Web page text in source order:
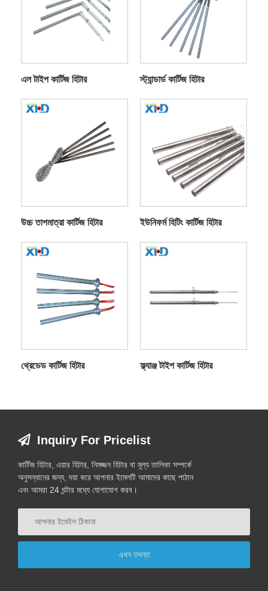
এল টাইপ কার্টিজ হিটার স্ট্যান্ডার্ড কার্টিজ হিটার
উচ্চ তাপমাত্রা কার্টিজ হিটার ইউনিফর্ম হিটিং কার্টিজ হিটার
থ্রেডেড কার্টিজ হিটার ফ্ল্যাঞ্জ টাইপ কার্টিজ হিটার
Inquiry For Pricelist
কার্টিজ হিটার, এয়ার হিটার, নিমজ্জন হিটার বা মূল্য তালিকা সম্পর্কে
অনুসন্ধানের জন্য, দয়া করে আপনার ইমেলটি আমাদের কাছে পাঠান
এবং আমরা 24 ঘন্টার মধ্যে যোগাযোগ করব।